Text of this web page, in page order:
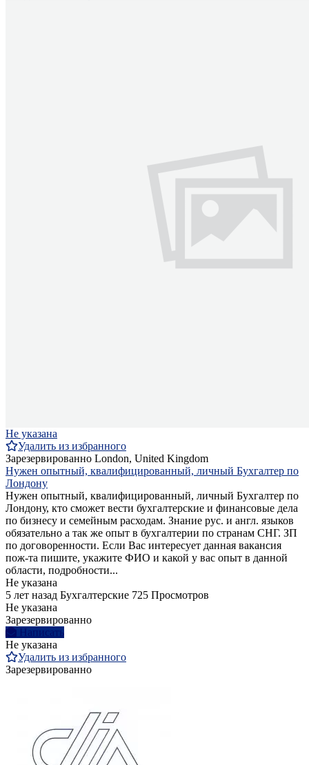
Не указана
Удалить из избранного
Зарезервированно London, United Kingdom
Нужен опытный, квалифицированный, личный Бухгалтер по
Лондону
Нужен опытный, квалифицированный, личный Бухгалтер по
Лондону, кто сможет вести бухгалтерские и финансовые дела
по бизнесу и семейным расходам. Знание рус. и англ. языков
обязательно а так же опыт в бухгалтерии по странам СНГ. ЗП
по договоренности. Если Вас интересует данная вакансия
пож-та пишите, укажите ФИО и какой у вас опыт в данной
области, подробности...
Не указана
5 лет назад Бухгалтерские 725 Просмотров
Не указана
Зарезервированно
Написать
Не указана
Удалить из избранного
Зарезервированно